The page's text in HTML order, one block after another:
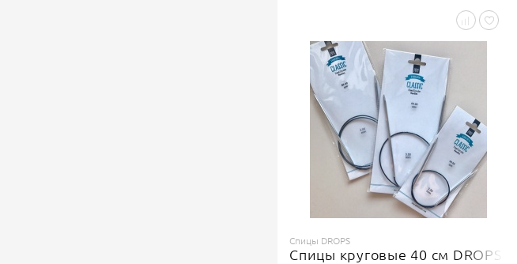
Спицы DROPS
Спицы круговые 40 см DROPS